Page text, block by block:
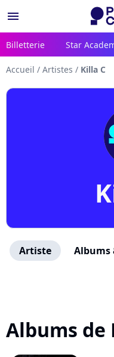
menu
Billetterie Star
Accueil / Artistes / Killa C
Artiste Albums
Albums de